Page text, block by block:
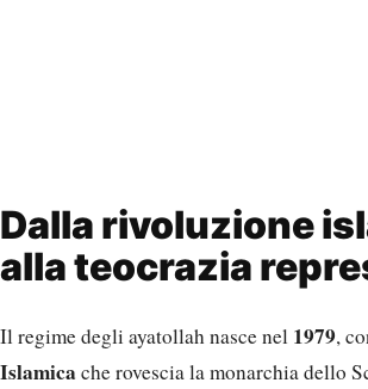
Dalla rivoluzione
alla teocrazia
Il regime degli ayatollah nasce nel 1979,
Islamica che rovescia la monarchia dello